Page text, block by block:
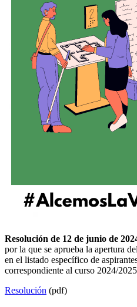
Resolución de 12 de junio de
por la que se aprueba la apertura
en el listado específico de
correspondiente al curso 2024/
Resolución (pdf)